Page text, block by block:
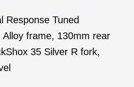
Response Tuned
Alloy frame, 130mm rear
35 Silver R fork,